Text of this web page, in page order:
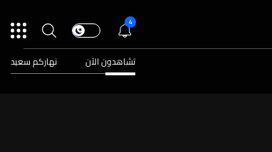
4
تشاهدون الآن نهاركم سعيد